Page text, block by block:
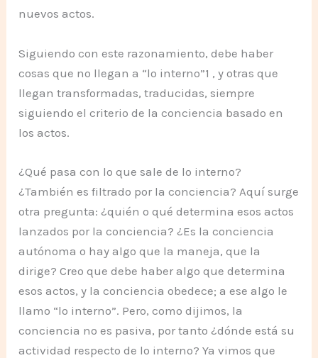
nuevos actos.
Siguiendo con este razonamiento, debe haber
cosas que no llegan a “lo interno”1 , y otras que
llegan transformadas, traducidas, siempre
siguiendo el criterio de la conciencia basado en
los actos.
¿Qué pasa con lo que sale de lo interno?
¿También es filtrado por la conciencia? Aquí surge
otra pregunta: ¿quién o qué determina esos actos
lanzados por la conciencia? ¿Es la conciencia
autónoma o hay algo que la maneja, que la
dirige? Creo que debe haber algo que determina
esos actos, y la conciencia obedece; a ese algo le
llamo “lo interno”. Pero, como dijimos, la
conciencia no es pasiva, por tanto ¿dónde está su
actividad respecto de lo interno? Ya vimos que